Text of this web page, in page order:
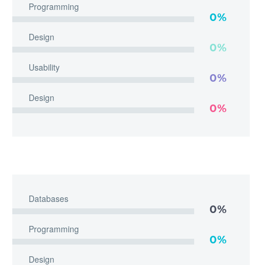
Programming
0%
Design
0%
Usability
0%
Design
0%
Databases
0%
Programming
0%
Design